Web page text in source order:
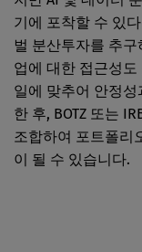
기에 포착할 수 있
벌 분산투자를 추
업에 대한 접근성
일에 맞추어 안정
한 후, BOTZ 또는
조합하여 포트폴리
이 될 수 있습니다.